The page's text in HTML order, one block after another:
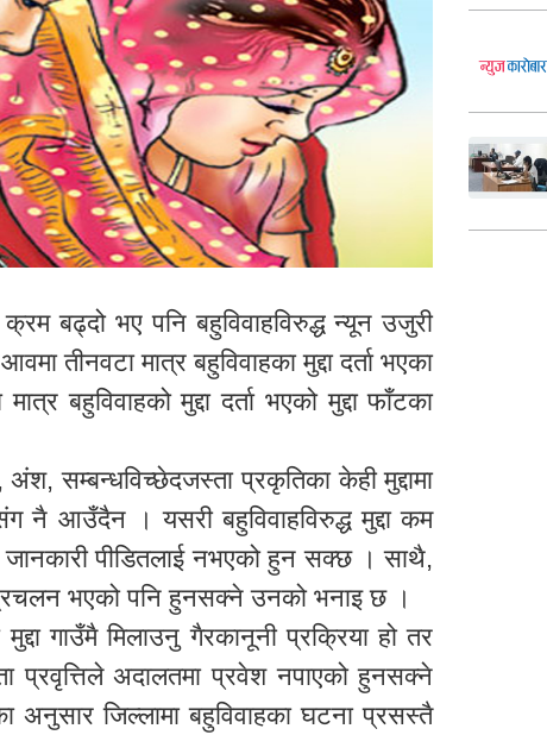
क्रम बढ्दो भए पनि बहुविवाहविरुद्ध न्यून उजुरी
तीनवटा मात्र बहुविवाहका मुद्दा दर्ता भएका
बहुविवाहको मुद्दा दर्ता भएको मुद्दा फाँटका
सम्बन्धविच्छेदजस्ता प्रकृतिका केही मुद्दामा
नै आउँदैन । यसरी बहुविवाहविरुद्ध मुद्दा कम
जानकारी पीडितलाई नभएको हुन सक्छ । साथै,
भएको पनि हुनसक्ने उनको भनाइ छ ।
गाउँमै मिलाउनु गैरकानूनी प्रक्रिया हो तर
प्रवृत्तिले अदालतमा प्रवेश नपाएको हुनसक्ने
अनुसार जिल्लामा बहुविवाहका घटना प्रसस्तै